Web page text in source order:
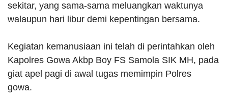
sekitar, yang sama-sama meluangkan waktunya
walaupun hari libur demi kepentingan bersama.
Kegiatan kemanusiaan ini telah di perintahkan oleh
Kapolres Gowa Akbp Boy FS Samola SIK MH, pada
giat apel pagi di awal tugas memimpin Polres
gowa.